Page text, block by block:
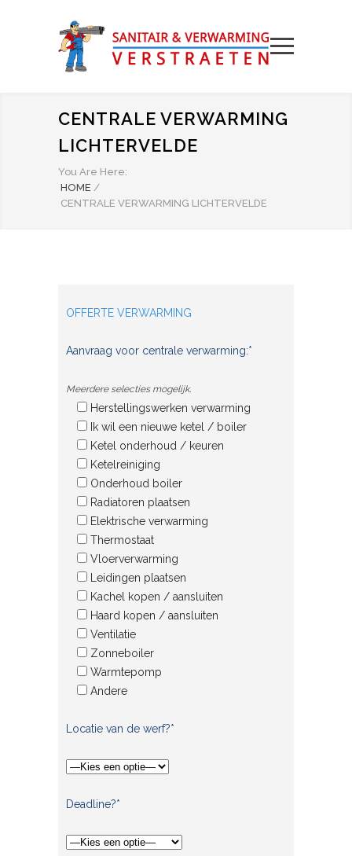
CENTRALE VERWARMING
LICHTERVELDE
You Are Here:
HOME /
CENTRALE VERWARMING LICHTERVELDE
OFFERTE VERWARMING
Aanvraag voor centrale verwarming:*
Meerdere selecties mogelijk.
Herstellingswerken verwarming
Ik wil een nieuwe ketel / boiler
Ketel onderhoud / keuren
Ketelreiniging
Onderhoud boiler
Radiatoren plaatsen
Elektrische verwarming
Thermostaat
Vloerverwarming
Leidingen plaatsen
Kachel kopen / aansluiten
Haard kopen / aansluiten
Ventilatie
Zonneboiler
Warmtepomp
Andere
Locatie van de werf?*
Deadline?*